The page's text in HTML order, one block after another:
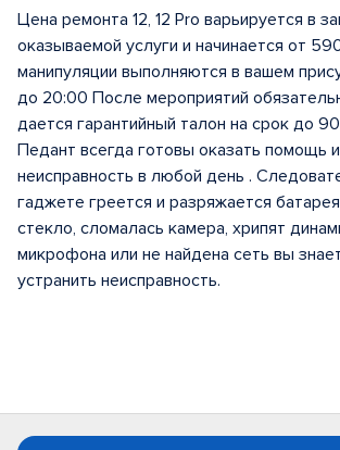
Цена ремонта 12, 12 Pro варьируется в
оказываемой услуги и начинается от
манипуляции выполняются в вашем
до 20:00 После мероприятий
дается гарантийный талон на срок до
Педант всегда готовы оказать помощь
неисправность в любой день .
гаджете греется и разряжается
стекло, сломалась камера, хрипят
микрофона или не найдена сеть вы
устранить неисправность.